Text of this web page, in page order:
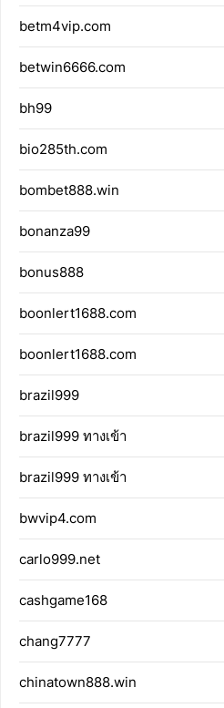
betm4vip.com
betwin6666.com
bh99
bio285th.com
bombet888.win
bonanza99
bonus888
boonlert1688.com
boonlert1688.com
brazil999
brazil999 ทางเข้า
brazil999 ทางเข้า
bwvip4.com
carlo999.net
cashgame168
chang7777
chinatown888.win